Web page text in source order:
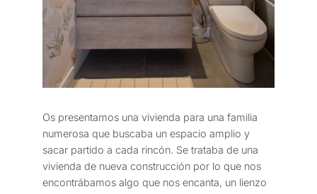
Os presentamos una vivienda para una familia
numerosa que buscaba un espacio amplio y
sacar partido a cada rincón. Se trataba de una
vivienda de nueva construcción por lo que nos
encontrábamos algo que nos encanta, un lienzo